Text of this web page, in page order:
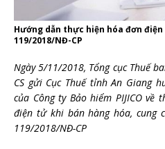
Hướng dẫn thực hiện hóa đơn
119/2018/NĐ-CP
Ngày 5/11/2018, Tổng cục Thuế
CS gửi Cục Thuế tỉnh An Giang
của Công ty Bảo hiểm PIJICO
điện tử khi bán hàng hóa, cung
119/2018/NĐ-CP